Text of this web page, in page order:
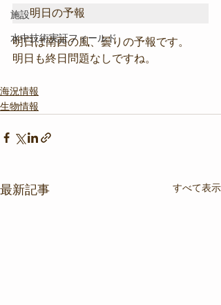
施設
水中技術実証フィールド
明日の予報
明日は南西の風、曇りの予報です。
明日も終日問題なしですね。
海況情報
生物情報
最新記事 すべて表示